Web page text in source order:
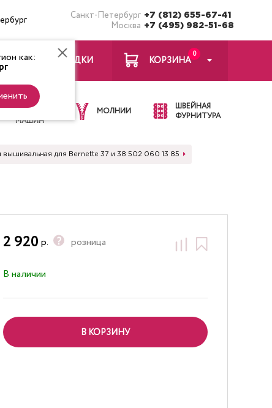
Санкт-Петербург +7 (812) 655-67-41
Москва +7 (495) 982-51-68
как: ЗАКЛАДКИ
0
КОРЗИНА
ИГЛЫ ДЛЯ
ШВЕЙНЫХ
МАШИН
МОЛНИИ
ШВЕЙНАЯ
ФУРНИТУРА
вышивальная для Bernette 37 и 38 502 060 13 85
2 920 р. розница
В наличии
В КОРЗИНУ